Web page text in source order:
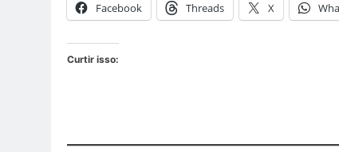
Facebook Threads X
Curtir isso: